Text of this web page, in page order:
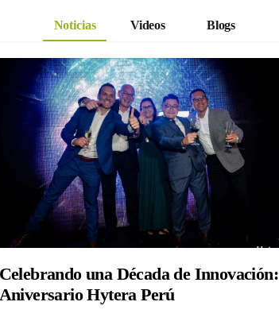
Noticias Videos Blogs
Celebrando una Década de Innovación:
Aniversario Hytera Perú